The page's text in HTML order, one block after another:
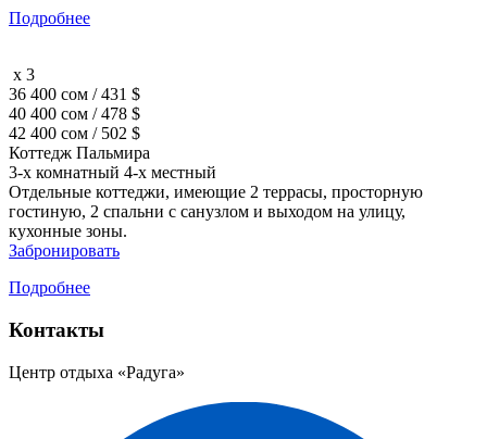
Подробнее
x 3
36 400 сом / 431 $
40 400 сом / 478 $
42 400 сом / 502 $
Коттедж Пальмира
3-х комнатный 4-х местный
Отдельные коттеджи, имеющие 2 террасы, просторную
гостиную, 2 спальни с санузлом и выходом на улицу,
кухонные зоны.
Забронировать
Подробнее
Контакты
Центр отдыха «Радуга»